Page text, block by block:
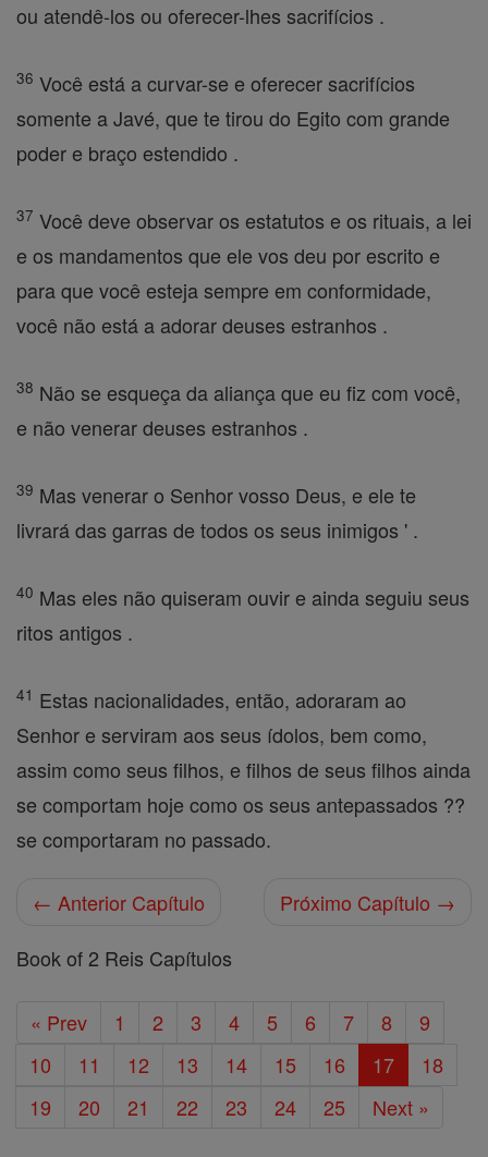
ou atendê-los ou oferecer-lhes sacrifícios .
36 Você está a curvar-se e oferecer sacrifícios
somente a Javé, que te tirou do Egito com grande
poder e braço estendido .
37 Você deve observar os estatutos e os rituais, a lei
e os mandamentos que ele vos deu por escrito e
para que você esteja sempre em conformidade,
você não está a adorar deuses estranhos .
38 Não se esqueça da aliança que eu fiz com você,
e não venerar deuses estranhos .
39 Mas venerar o Senhor vosso Deus, e ele te
livrará das garras de todos os seus inimigos ' .
40 Mas eles não quiseram ouvir e ainda seguiu seus
ritos antigos .
41 Estas nacionalidades, então, adoraram ao
Senhor e serviram aos seus ídolos, bem como,
assim como seus filhos, e filhos de seus filhos ainda
se comportam hoje como os seus antepassados ??
se comportaram no passado.
← Anterior Capítulo
Próximo Capítulo →
Book of 2 Reis Capítulos
« Prev 1 2 3 4 5 6 7 8
9
10
11 12 13 14 15 16 17
18
19
20 21 22 23 24 25 Next »